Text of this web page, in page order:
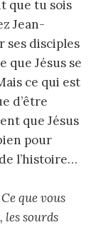
que tu sois
Jean-
ses disciples
que Jésus se
ce qui est
d’être
que Jésus
pour
l’histoire…
Ce que vous
les sourds